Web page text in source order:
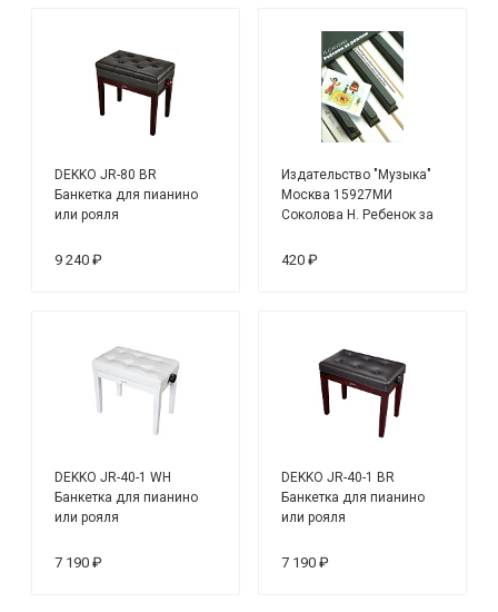
DEKKO JR-80 BR
Банкетка для пианино
или рояля
9 240 ₽
Издательство "Музыка"
Москва 15927МИ
Соколова Н. Ребенок за
руки с пением. Уч.
420 ₽
DEKKO JR-40-1 WH
Банкетка для пианино
или рояля
7 190 ₽
DEKKO JR-40-1 BR
Банкетка для пианино
или рояля
7 190 ₽